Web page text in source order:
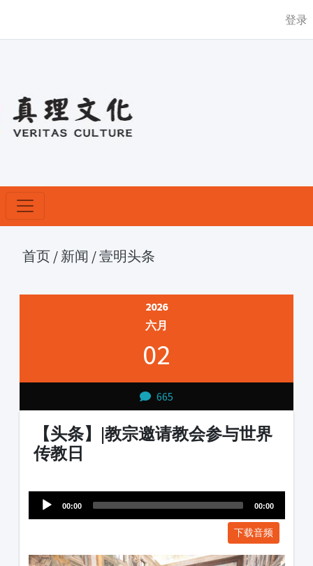
登录
首页 / 新闻 /壹明头条
2026
六月
02
665
【头条】|教宗邀请教会参与世界
传教日
Player
00:00 00:00
下载音频